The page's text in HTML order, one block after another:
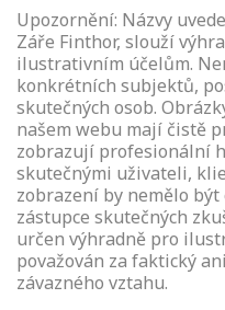
Upozornění: Názvy
Záře Finthor, slouží
ilustrativním účelům.
konkrétních subjektů,
skutečných osob.
našem webu mají čistě
zobrazují profesionální
skutečnými uživateli,
zobrazení by nemělo
zástupce skutečných
určen výhradně pro
považován za faktický
závazného vztahu.